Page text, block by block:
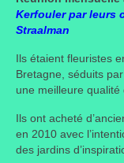
Taille des
Vannerie
Autres
Kerfouler par leurs
Straalman
Ils étaient fleuristes
Bretagne, séduits
une meilleure qualité
Ils ont acheté
en 2010 avec
des jardins